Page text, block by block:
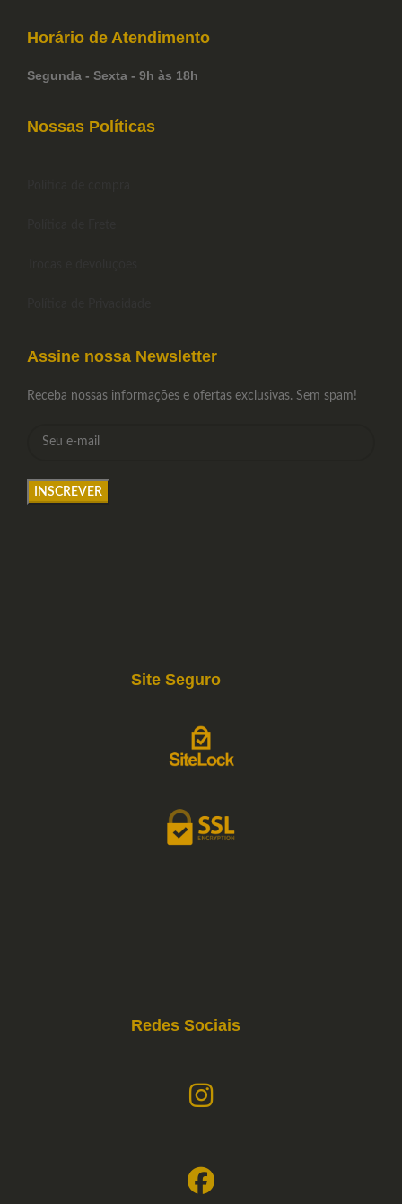
Horário de Atendimento
Segunda - Sexta - 9h às 18h
Nossas Políticas
Assine nossa Newsletter
Receba nossas informações e ofertas exclusivas. Sem spam!
Site Seguro
Redes Sociais